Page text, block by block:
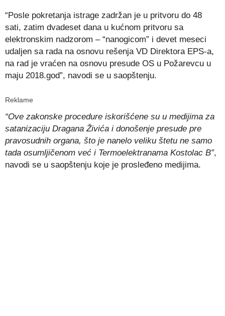
“Posle pokretanja istrage zadržan je u pritvoru do 48
sati, zatim dvadeset dana u kućnom pritvoru sa
elektronskim nadzorom – “nanogicom” i devet meseci
udaljen sa rada na osnovu rešenja VD Direktora EPS-a,
na rad je vraćen na osnovu presude OS u Požarevcu u
maju 2018.god”, navodi se u saopštenju.
Reklame
“Ove zakonske procedure iskorišćene su u medijima za
satanizaciju Dragana Živića i donošenje presude pre
pravosudnih organa, što je nanelo veliku štetu ne samo
tada osumljičenom već i Termoelektranama Kostolac B”,
navodi se u saopštenju koje je prosleđeno medijima.